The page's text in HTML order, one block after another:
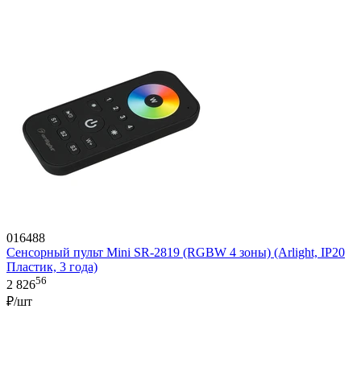
016488
Сенсорный пульт Mini SR-2819 (RGBW 4 зоны) (Arlight, IP20
Пластик, 3 года)
2 82656
₽/шт